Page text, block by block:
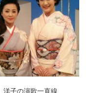
洋子の演歌一直線